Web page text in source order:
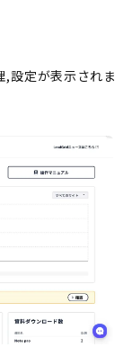
,設定が表示されま